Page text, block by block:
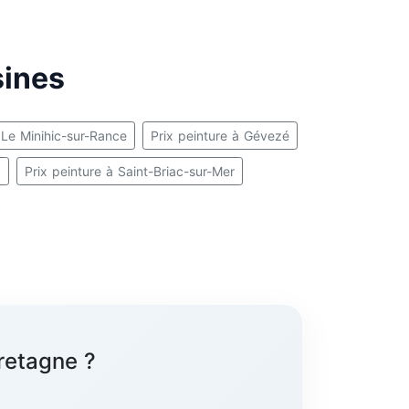
Minihic-sur-Rance Prix peinture à Gévezé
Prix peinture à Saint-Briac-sur-Mer
?